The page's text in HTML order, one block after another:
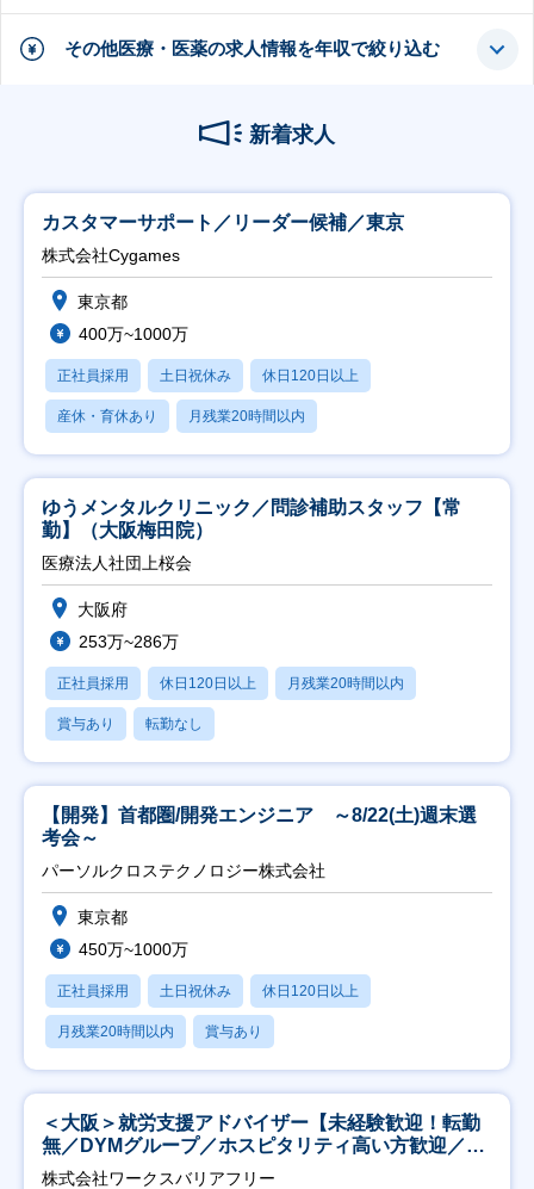
その他医療・医薬の求人情報を年収で絞り込む
新着求人
カスタマーサポート／リーダー候補／東京
株式会社Cygames
東京都
400万~1000万
正社員採用 土日祝休み 休日120日以上
産休・育休あり 月残業20時間以内
ゆうメンタルクリニック／問診補助スタッフ【常
勤】（大阪梅田院）
医療法人社団上桜会
大阪府
253万~286万
正社員採用 休日120日以上 月残業20時間以内
賞与あり 転勤なし
【開発】首都圏/開発エンジニア ～8/22(土)週末選
考会～
パーソルクロステクノロジー株式会社
東京都
450万~1000万
正社員採用 土日祝休み 休日120日以上
月残業20時間以内 賞与あり
＜大阪＞就労支援アドバイザー【未経験歓迎！転勤
無／DYMグループ／ホスピタリティ高い方歓迎／土
日祝】
株式会社ワークスバリアフリー